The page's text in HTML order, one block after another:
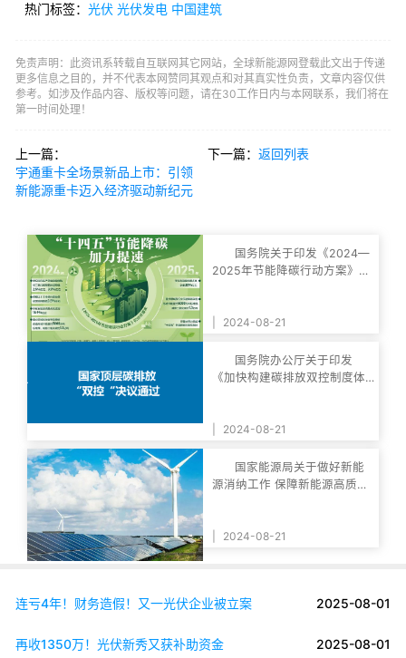
热门标签： 光伏 光伏发电 中国建筑
免责声明：此资讯系转载自互联网其它网站，全球新能源网登载此文出于传递
更多信息之目的，并不代表本网赞同其观点和对其真实性负责，文章内容仅供
参考。如涉及作品内容、版权等问题，请在30工作日内与本网联系，我们将在
第一时间处理！
上一篇：
宇通重卡全场景新品上市：引领
新能源重卡迈入经济驱动新纪元
下一篇： 返回列表
国务院关于印发《2024—
2025年节能降碳行动方案》的
2024-08-21
国务院办公厅关于印发
《加快构建碳排放双控制度体
2024-08-21
国家能源局关于做好新能
源消纳工作 保障新能源高质量
2024-08-21
连亏4年！财务造假！又一光伏企业被立案 2025-08-01
再收1350万！光伏新秀又获补助资金 2025-08-01